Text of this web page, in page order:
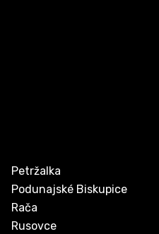
Petržalka
Podunajské Biskupice
Rača
Rusovce